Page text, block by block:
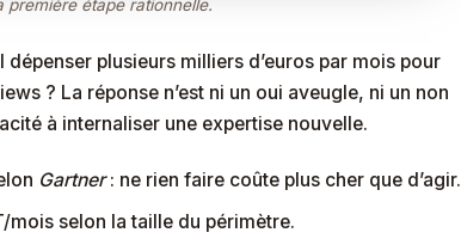
première étape rationnelle.
plusieurs milliers d’euros par mois pour
? La réponse n’est ni un oui aveugle, ni un non
à internaliser une expertise nouvelle.
Gartner: ne rien faire coûte plus cher que d’agir.
mois selon la taille du périmètre.